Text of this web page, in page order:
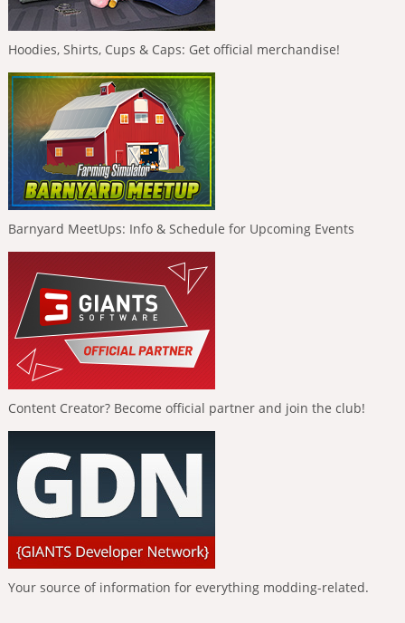
Hoodies, Shirts, Cups & Caps: Get official merchandise!
Barnyard MeetUps: Info & Schedule for Upcoming Events
Content Creator? Become official partner and join the club!
Your source of information for everything modding-related.